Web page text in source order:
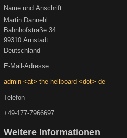
Name und Anschrift
Martin Dannehl
Bahnhofstraße 34
99310 Arnstadt
Deutschland
E-Mail-Adresse
admin <at> the-hellboard <dot> de
Telefon
+49-177-7966697
Weitere Informationen